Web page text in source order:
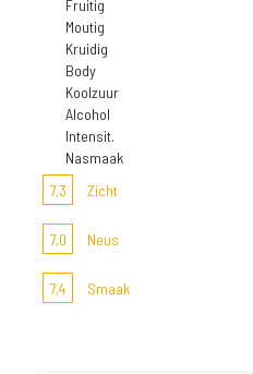
Fruitig
Moutig
Kruidig
Body
Koolzuur
Alcohol
Intensit.
Nasmaak
7,3
Zicht
7,0 Neus
7,4 Smaak